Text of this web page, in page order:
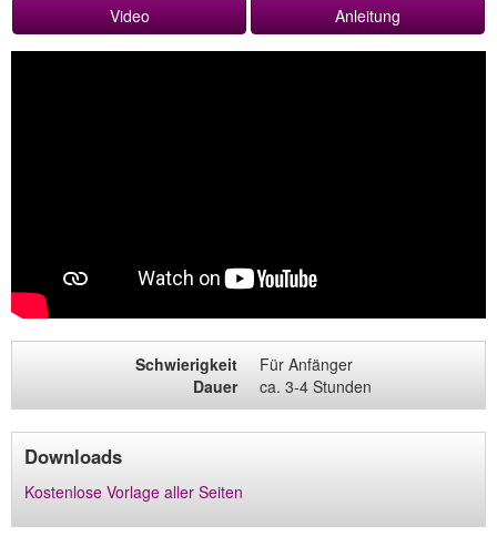
Video Anleitung
Schwierigkeit
Für Anfänger
Dauer
ca. 3-4 Stunden
Downloads
Kostenlose Vorlage aller Seiten